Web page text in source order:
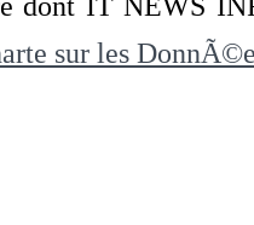
sur les